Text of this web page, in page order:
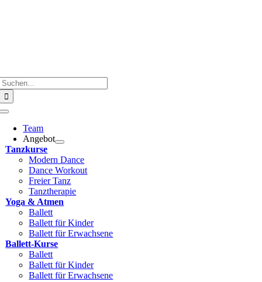
Toggle
Navigation
Team
Angebot
Tanzkurse
Modern Dance
Dance Workout
Freier Tanz
Tanztherapie
Yoga & Atmen
Ballett
Ballett für Kinder
Ballett für Erwachsene
Ballett-Kurse
Ballett
Ballett für Kinder
Ballett für Erwachsene